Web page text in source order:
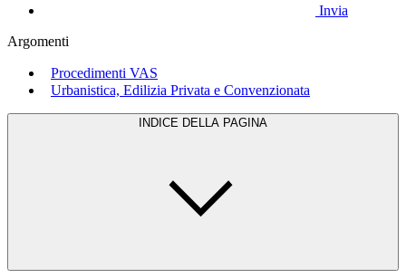
Invia
Argomenti
Procedimenti VAS
Urbanistica, Edilizia Privata e Convenzionata
INDICE DELLA PAGINA